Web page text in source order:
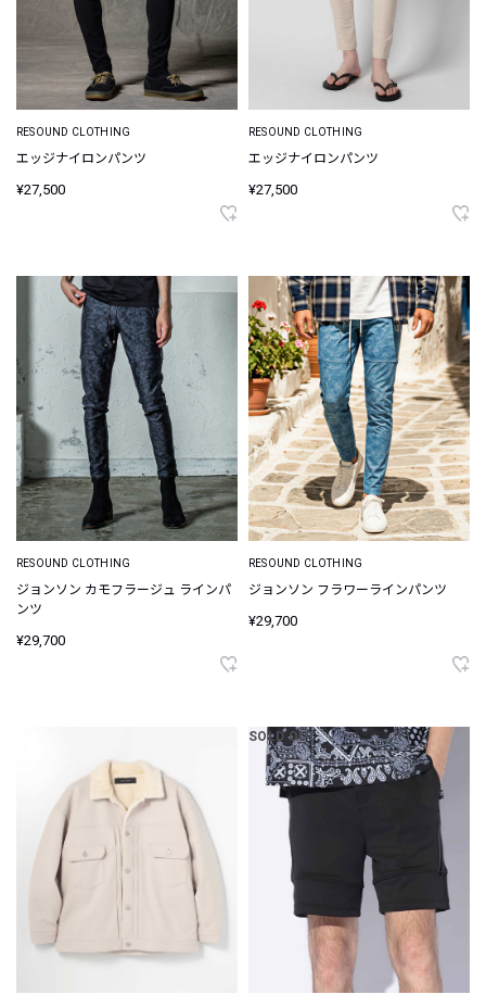
RESOUND CLOTHING
エッジナイロンパンツ
¥27,500
RESOUND CLOTHING
エッジナイロンパンツ
¥27,500
RESOUND CLOTHING
ジョンソン カモフラージュ ラインパ
ンツ
¥29,700
RESOUND CLOTHING
ジョンソン フラワーラインパンツ
¥29,700
SOLD OUT